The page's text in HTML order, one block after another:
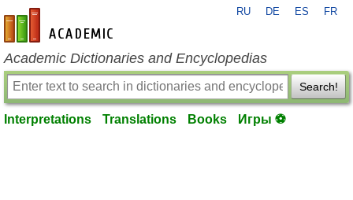
en-academic.com
RU DE ES FR
Academic Dictionaries and Encyclopedias
Search!
Interpretations Translations Books Игры ⚽